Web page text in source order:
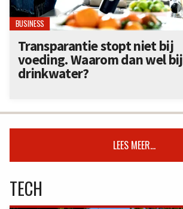
BUSINESS
Transparantie stopt niet bij
voeding. Waarom dan wel bij
drinkwater?
LEES MEER...
TECH